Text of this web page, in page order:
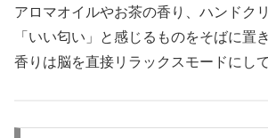
アロマオイルやお茶の香り、ハンドク
「いい匂い」と感じるものをそばに置
香りは脳を直接リラックスモードにし